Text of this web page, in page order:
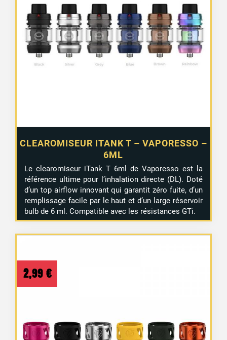
CLEAROMISEUR ITANK T – VAPORESSO –
6ML
Le clearomiseur iTank T 6ml de Vaporesso est la
référence ultime pour l’inhalation directe (DL). Doté
d’un top airflow innovant qui garantit zéro fuite, d’un
remplissage facile par le haut et d’un large réservoir
bulb de 6 ml. Compatible avec les résistances GTi.
2,99 €